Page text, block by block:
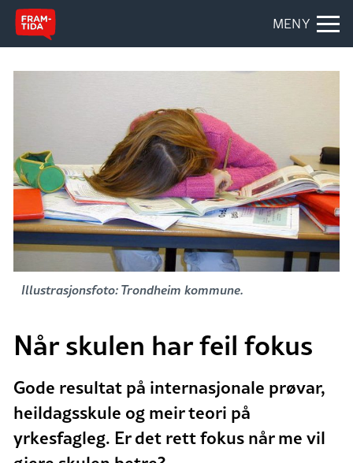
MENY
Illustrasjonsfoto: Trondheim kommune.
Når skulen har feil fokus
Gode resultat på internasjonale prøvar,
heildagsskule og meir teori på
yrkesfagleg. Er det rett fokus når me vil